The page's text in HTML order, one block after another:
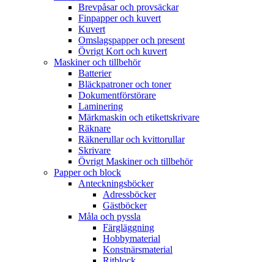
Brevpåsar och provsäckar
Finpapper och kuvert
Kuvert
Omslagspapper och present
Övrigt Kort och kuvert
Maskiner och tillbehör
Batterier
Bläckpatroner och toner
Dokumentförstörare
Laminering
Märkmaskin och etikettskrivare
Räknare
Räknerullar och kvittorullar
Skrivare
Övrigt Maskiner och tillbehör
Papper och block
Anteckningsböcker
Adressböcker
Gästböcker
Måla och pyssla
Färgläggning
Hobbymaterial
Konstnärsmaterial